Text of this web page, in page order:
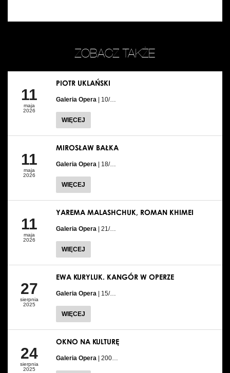
ZOBACZ TAKŻE
11
maja
2026
PIOTR UKLAŃSKI
Galeria Opera | 10/…
WIĘCEJ
11
maja
2026
MIROSŁAW BAŁKA
Galeria Opera | 18/…
WIĘCEJ
11
maja
2026
YAREMA MALASHCHUK, ROMAN KHIMEI
Galeria Opera | 21/…
WIĘCEJ
27
sierpnia
2025
EWA KURYLUK. KANGÓR W OPERZE
Galeria Opera | 15/…
WIĘCEJ
24
sierpnia
2025
OKNO NA KULTURĘ
Galeria Opera | 200…